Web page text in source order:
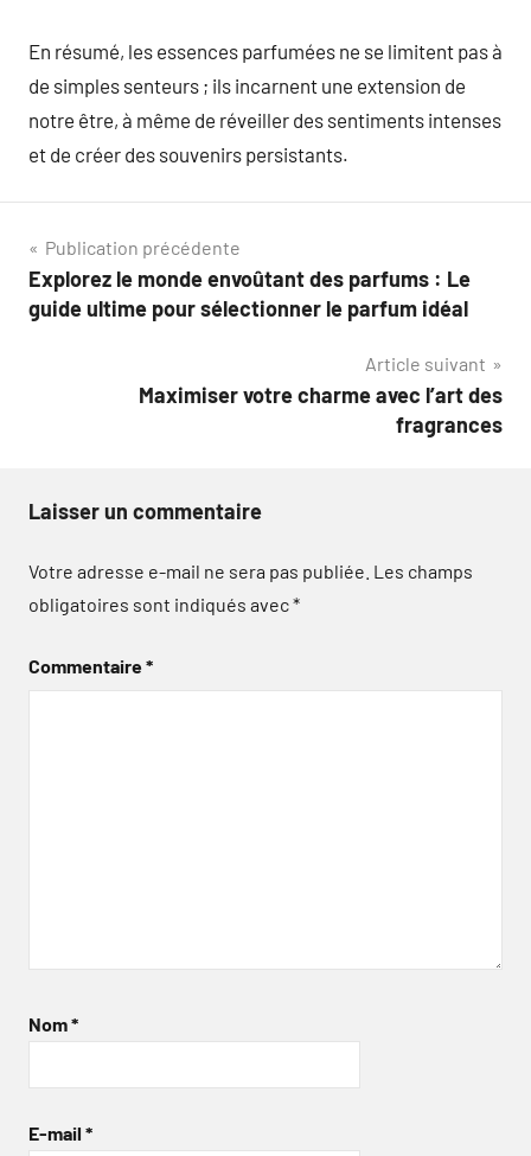
En résumé, les essences parfumées ne se limitent pas à
de simples senteurs ; ils incarnent une extension de
notre être, à même de réveiller des sentiments intenses
et de créer des souvenirs persistants.
Navigation
de
Publication précédente
Explorez le monde envoûtant des parfums : Le
guide ultime pour sélectionner le parfum idéal
Article suivant
Maximiser votre charme avec l’art des
fragrances
Laisser un commentaire
Votre adresse e-mail ne sera pas publiée. Les champs
obligatoires sont indiqués avec*
Commentaire*
Nom*
E-mail *